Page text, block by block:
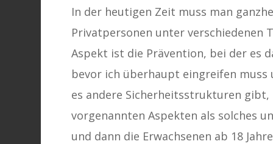
In der heutigen Zeit muss man
Privatpersonen unter verschiedenen
Aspekt ist die Prävention, bei der es
bevor ich überhaupt eingreifen
es andere Sicherheitsstrukturen
vorgenannten Aspekten als solches
und dann die Erwachsenen ab 18